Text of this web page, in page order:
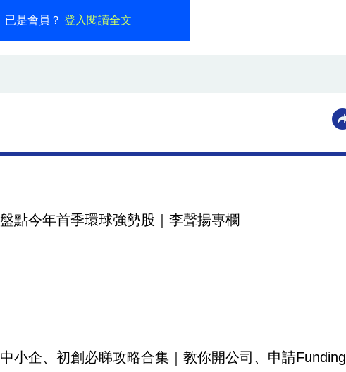
已是會員？登入閱讀全文
盤點今年首季環球強勢股｜李聲揚專欄
中小企、初創必睇攻略合集｜教你開公司、申請Funding